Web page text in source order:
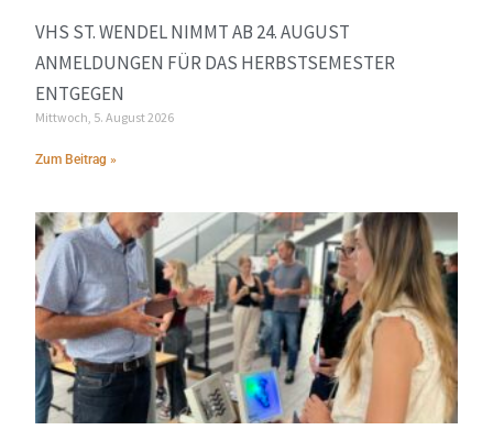
VHS ST. WENDEL NIMMT AB 24. AUGUST
ANMELDUNGEN FÜR DAS HERBSTSEMESTER
ENTGEGEN
Mittwoch, 5. August 2026
Zum Beitrag »